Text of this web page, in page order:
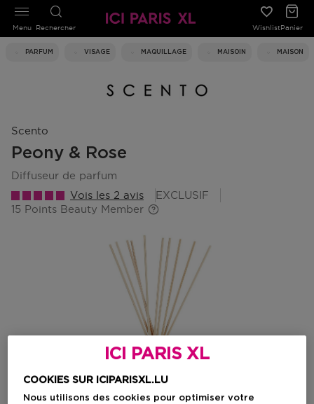
Rechercher WishlistPanier
PARFUM VISAGE MAQUILLAGE MAISOIN MAISON
Menu
Scento
Peony & Rose
diffuseur de parfum
Vois les 2 avis
EXCLUSIF
15 Points Beauty Member
ICI PARIS XL
COOKIES SUR ICIPARISXL.LU
Nous utilisons des cookies pour optimiser votre